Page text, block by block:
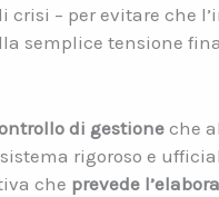
crisi – per evitare che
semplice tensione
di gestione che
rigoroso e
che prevede